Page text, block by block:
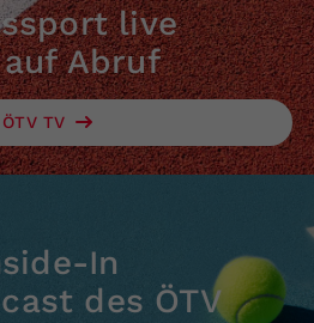
live
Abruf
ÖTV TV
In
des ÖTV